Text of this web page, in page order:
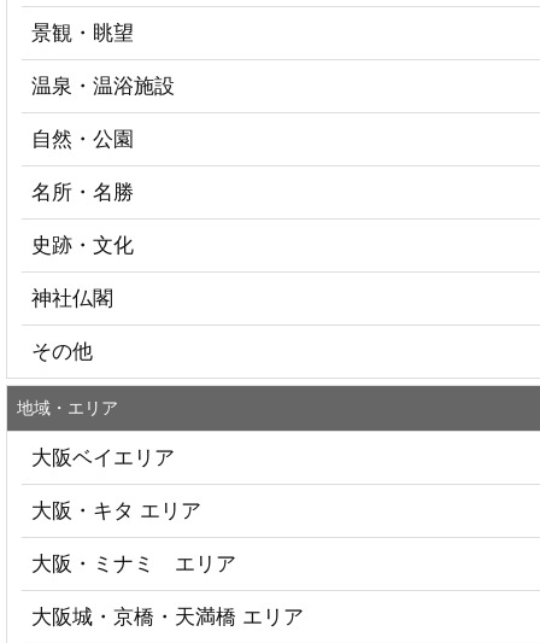
景観・眺望
温泉・温浴施設
自然・公園
名所・名勝
史跡・文化
神社仏閣
その他
地域・エリア
大阪ベイエリア
大阪・キタ エリア
大阪・ミナミ エリア
大阪城・京橋・天満橋 エリア